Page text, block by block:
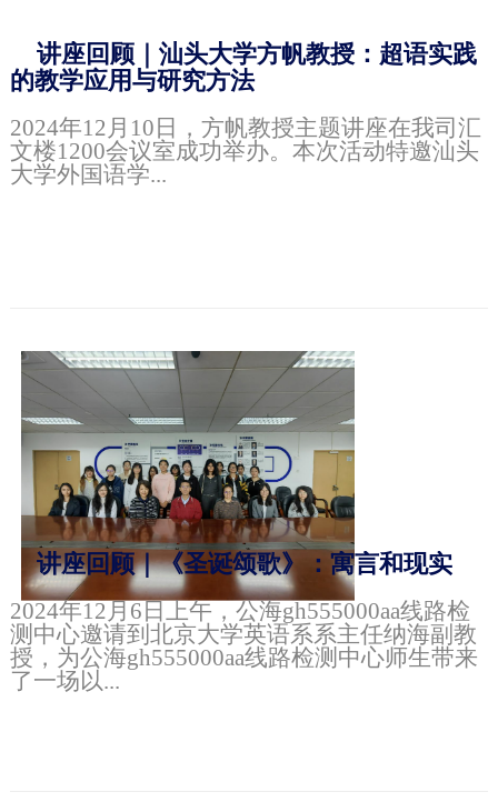
讲座回顾｜汕头大学方帆教授：超语实践
的教学应用与研究方法
2024年12月10日，方帆教授主题讲座在我司汇
文楼1200会议室成功举办。本次活动特邀汕头
大学外国语学...
讲座回顾｜《圣诞颂歌》：寓言和现实
2024年12月6日上午，公海gh555000aa线路检
测中心邀请到北京大学英语系系主任纳海副教
授，为公海gh555000aa线路检测中心师生带来
了一场以...